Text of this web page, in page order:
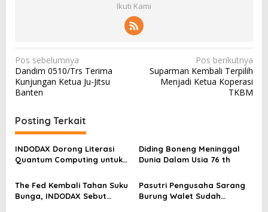
Ikuti Kami
N
a
v
g
a
s
p
Pos sebelumnya
Dandim 0510/Trs Terima
Kunjungan Ketua Ju-Jitsu
Banten
Pos berikutnya
Suparman Kembali Terpilih
Menjadi Ketua Koperasi
TKBM
Posting Terkait
INDODAX Dorong Literasi
Quantum Computing untuk
Blockchain
Diding Boneng Meninggal
Dunia Dalam Usia 76 th
The Fed Kembali Tahan Suku
Bunga, INDODAX Sebut
Pasutri Pengusaha Sarang
Burung Walet Sudah